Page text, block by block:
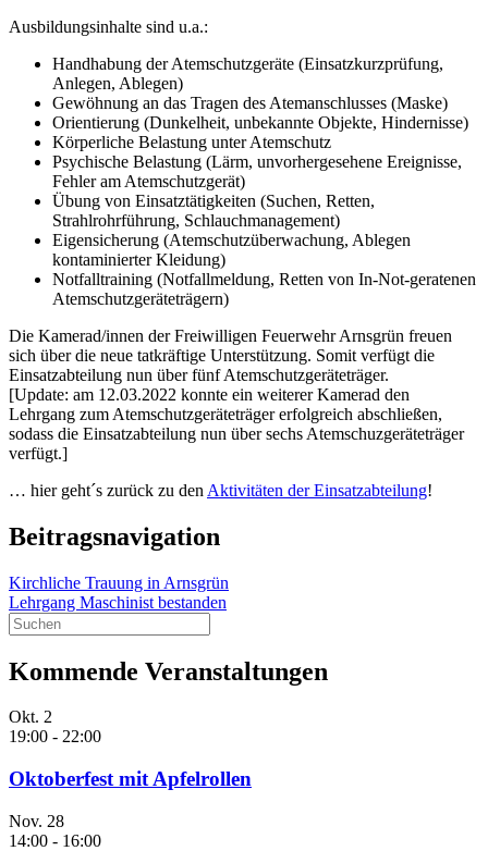
Ausbildungsinhalte sind u.a.:
Handhabung der Atemschutzgeräte (Einsatzkurzprüfung,
Anlegen, Ablegen)
Gewöhnung an das Tragen des Atemanschlusses (Maske)
Orientierung (Dunkelheit, unbekannte Objekte, Hindernisse)
Körperliche Belastung unter Atemschutz
Psychische Belastung (Lärm, unvorhergesehene Ereignisse,
Fehler am Atemschutzgerät)
Übung von Einsatztätigkeiten (Suchen, Retten,
Strahlrohrführung, Schlauchmanagement)
Eigensicherung (Atemschutzüberwachung, Ablegen
kontaminierter Kleidung)
Notfalltraining (Notfallmeldung, Retten von In-Not-geratenen
Atemschutzgeräteträgern)
Die Kamerad/innen der Freiwilligen Feuerwehr Arnsgrün freuen
sich über die neue tatkräftige Unterstützung. Somit verfügt die
Einsatzabteilung nun über fünf Atemschutzgeräteträger.
[Update: am 12.03.2022 konnte ein weiterer Kamerad den
Lehrgang zum Atemschutzgeräteträger erfolgreich abschließen,
sodass die Einsatzabteilung nun über sechs Atemschuzgeräteträger
verfügt.]
… hier geht´s zurück zu den Aktivitäten der Einsatzabteilung!
Beitragsnavigation
Kirchliche Trauung in Arnsgrün
Lehrgang Maschinist bestanden
Kommende Veranstaltungen
Okt. 2
19:00 - 22:00
Oktoberfest mit Apfelrollen
Nov. 28
14:00 - 16:00